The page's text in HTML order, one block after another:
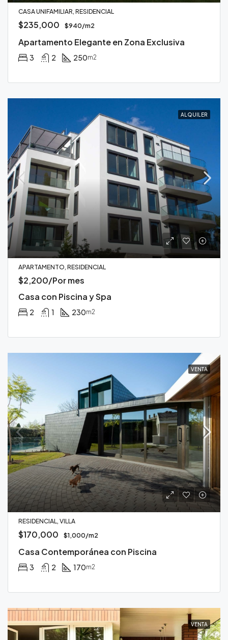
CASA UNIFAMILIAR, RESIDENCIAL
$235,000 $940/m2
Apartamento Elegante en Zona Exclusiva
3 2 250m2
ALQUILER
APARTAMENTO, RESIDENCIAL
$2,200/Por mes
Casa con Piscina y Spa
2 1 230m2
VENTA
RESIDENCIAL, VILLA
$170,000 $1,000/m2
Casa Contemporánea con Piscina
3 2 170m2
VENTA